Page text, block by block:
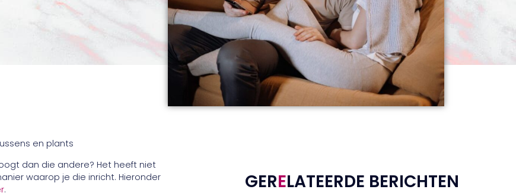
dan die andere? Het heeft niet
waarop je die inricht. Hieronder
. GERELATEERDE BERICHTEN